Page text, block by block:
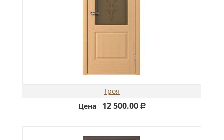
Троя
Цена
12 500.00 Р